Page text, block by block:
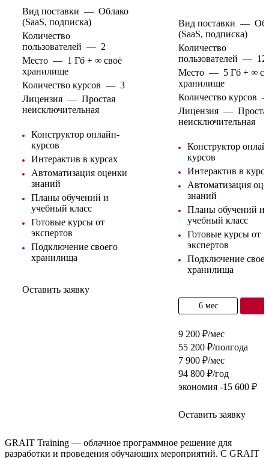
Вид поставки — Облако
(SaaS, подписка)
Количество
пользователей — 2
Место — 1 Гб + ∞ своё
хранилище
Количество курсов — 3
Лицензия — Простая
неисключительная
Конструктор онлайн-
курсов
Интерактив в курсах
Автоматизация оценки
знаний
Планы обучений и
учебный класс
Готовые курсы от
экспертов
Подключение своего
хранилища
Оставить заявку
Вид поставки —
(SaaS, подписка)
Количество
пользователей —
Место — 5 Гб + ∞
хранилище
Количество курсов
Лицензия —
неисключительная
Конструктор
курсов
Интерактив в
Автоматизация
знаний
Планы обучений и
учебный класс
Готовые курсы от
экспертов
Подключение
хранилища
6 мес
9 200 ₽/мес
55 200 ₽/полгода
7 900 ₽/мес
94 800 ₽/год
экономия -15 600 ₽
Оставить заявку
GRAIT Training — облачное программное решение для
разработки и проведения обучающих мероприятий. С GRAIT